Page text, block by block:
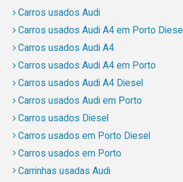
Carros usados Audi
Carros usados Audi A4 em Porto Diesel
Carros usados Audi A4
Carros usados Audi A4 em Porto
Carros usados Audi A4 Diesel
Carros usados Audi em Porto
Carros usados Diesel
Carros usados em Porto Diesel
Carros usados em Porto
Carrinhas usadas Audi